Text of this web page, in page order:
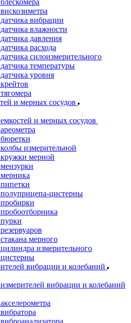
вибрации
влажности
давления
расхода
силоизмерительного
температуры
уровня
и мерных сосудов
и мерных сосудов
измерительной
мерной
цистерны
мерного
измерительного
вибрации и колебаний
вибрации и колебаний